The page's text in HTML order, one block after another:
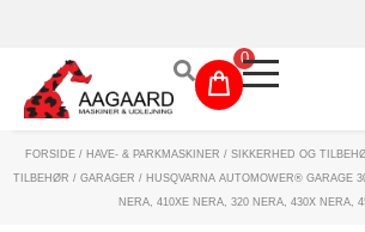
0
Maskinudlejning
FORSIDE/ HAVE- & PARKMASKINER / SIKKERHED OG
TILBEHØR / GARAGER / HUSQVARNA AUTOMOWER® GARAGE
NERA, 410XE NERA, 320 NERA, 430X NERA,